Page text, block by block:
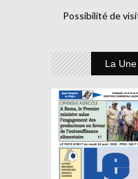
Possibilité de
La